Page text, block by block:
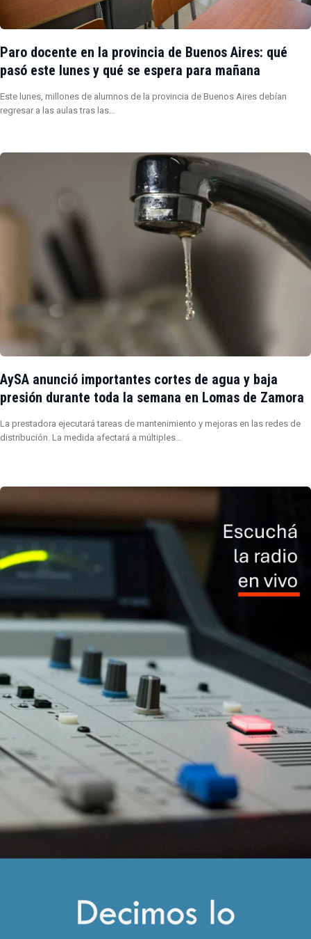
Paro docente en la provincia de Buenos Aires: qué
pasó este lunes y qué se espera para mañana
Este lunes, millones de alumnos de la provincia de Buenos Aires debían
regresar a las aulas tras las…
AySA anunció importantes cortes de agua y baja
presión durante toda la semana en Lomas de Zamora
La prestadora ejecutará tareas de mantenimiento y mejoras en las redes de
distribución. La medida afectará a múltiples…